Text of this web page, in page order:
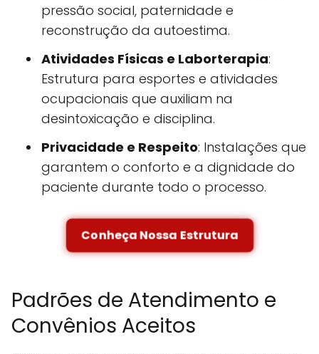
pressão social, paternidade e
reconstrução da autoestima.
Atividades Físicas e Laborterapia:
Estrutura para esportes e atividades
ocupacionais que auxiliam na
desintoxicação e disciplina.
Privacidade e Respeito: Instalações que
garantem o conforto e a dignidade do
paciente durante todo o processo.
Conheça Nossa Estrutura
Padrões de Atendimento e
Convênios Aceitos